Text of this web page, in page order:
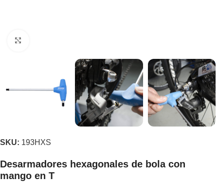
SKU: 193HXS
Desarmadores hexagonales de bola con
mango en T